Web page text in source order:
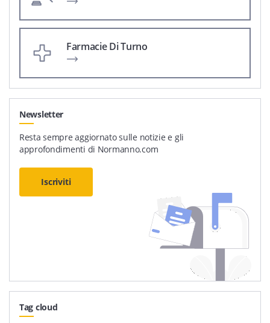
Farmacie Di Turno
Newsletter
Resta sempre aggiornato sulle notizie e gli
approfondimenti di Normanno.com
Iscriviti
Tag cloud